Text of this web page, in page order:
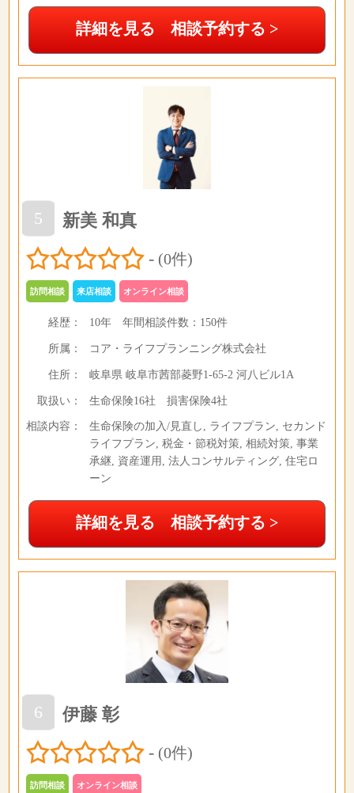
詳細を見る 相談予約する >
5
新美 和真
- (0件)
訪問相談 来店相談 オンライン相談
経歴： 10年年間相談件数： 150件
所属： コア・ライフプランニング株式会社
住所： 岐阜県 岐阜市茜部菱野1-65-2 河八ビル1A
取扱い： 生命保険16社 損害保険4社
相談内容：
生命保険の加入/見直し, ライフプラン, セカンド
ライフプラン, 税金・節税対策, 相続対策, 事業
承継, 資産運用, 法人コンサルティング, 住宅ロ
ーン
詳細を見る 相談予約する >
6
伊藤 彰
- (0件)
訪問相談 オンライン相談